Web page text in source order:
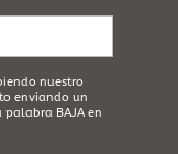
nuestro
enviando un
BAJA en